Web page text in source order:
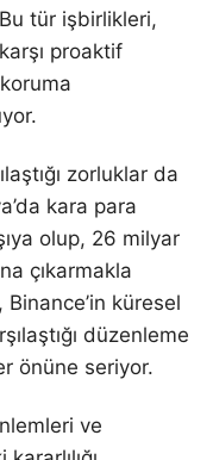
tür işbirlikleri,
proaktif
zorluklar da
kara para
olup, 26 milyar
çıkarmakla
küresel
düzenleme
önüne seriyor.
ve